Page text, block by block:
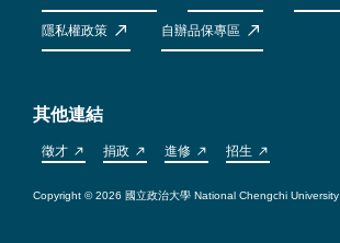
隱私權政策 自辦品保專區
其他連結
徵才 捐政 進修 招生
Copyright © 2026 國立政治大學 National Chengchi University